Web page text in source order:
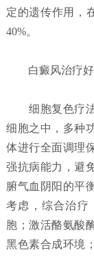
定的遗传作用，
40%。
白癜风治疗
细胞复色疗法
细胞之中，多种
体进行全面调理
强抗病能力，避
腑气血阴阳的平
考虑，综合治疗
胞；激活酪氨酸
黑色素合成环境